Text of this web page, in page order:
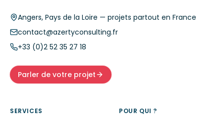
Angers, Pays de la Loire — projets partout en France
contact@azertyconsulting.fr
+33 (0)2 52 35 27 18
Parler de votre projet
SERVICES POUR QUI ?